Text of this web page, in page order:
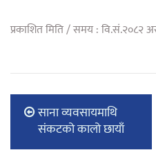
प्रकाशित मिति / समय : वि.सं.२०८२
साना व्यवसायमाथि
संकटको कालो छायाँ